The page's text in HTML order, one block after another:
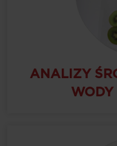
ANALIZY